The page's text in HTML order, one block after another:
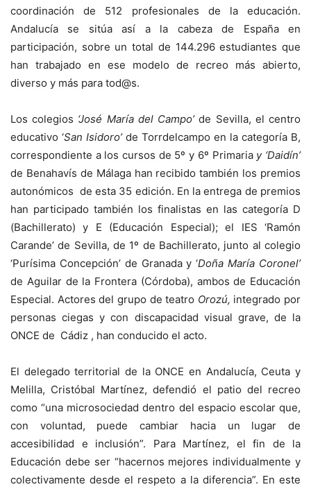
coordinación de 512 profesionales de la educación.
Andalucía se sitúa así a la cabeza de España en
participación, sobre un total de 144.296 estudiantes que
han trabajado en ese modelo de recreo más abierto,
diverso y más para tod@s.
Los colegios ‘José María del Campo’de Sevilla, el centro
educativo ‘San Isidoro’de Torrdelcampo en la categoría B,
correspondiente a los cursos de 5º y 6º Primaria y ‘Daidín’
de Benahavís de Málaga han recibido también los premios
autonómicos de esta 35 edición. En la entrega de premios
han participado también los finalistas en las categoría D
(Bachillerato) y E (Educación Especial); el IES ‘Ramón
Carande’ de Sevilla, de 1º de Bachillerato, junto al colegio
‘Purísima Concepción’ de Granada y ‘Doña María Coronel’
de Aguilar de la Frontera (Córdoba), ambos de Educación
Especial. Actores del grupo de teatro Orozú, integrado por
personas ciegas y con discapacidad visual grave, de la
ONCE de Cádiz , han conducido el acto.
El delegado territorial de la ONCE en Andalucía, Ceuta y
Melilla, Cristóbal Martínez, defendió el patio del recreo
como “una microsociedad dentro del espacio escolar que,
con voluntad, puede cambiar hacia un lugar de
accesibilidad e inclusión”. Para Martínez, el fin de la
Educación debe ser “hacernos mejores individualmente y
colectivamente desde el respeto a la diferencia”. En este